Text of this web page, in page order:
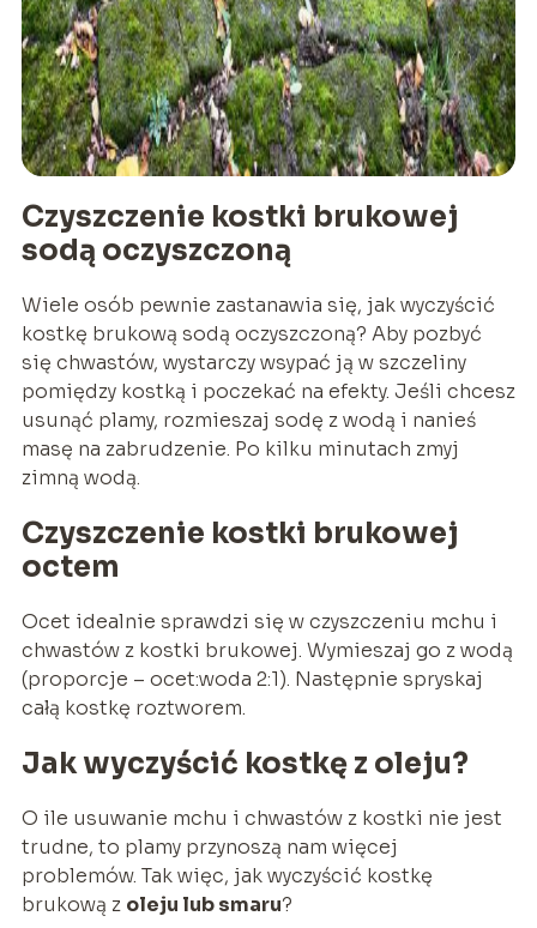
Czyszczenie kostki brukowej
sodą oczyszczoną
Wiele osób pewnie zastanawia się, jak wyczyścić
kostkę brukową sodą oczyszczoną? Aby pozbyć
się chwastów, wystarczy wsypać ją w szczeliny
pomiędzy kostką i poczekać na efekty. Jeśli chcesz
usunąć plamy, rozmieszaj sodę z wodą i nanieś
masę na zabrudzenie. Po kilku minutach zmyj
zimną wodą.
Czyszczenie kostki brukowej
octem
Ocet idealnie sprawdzi się w czyszczeniu mchu i
chwastów z kostki brukowej. Wymieszaj go z wodą
(proporcje – ocet:woda 2:1). Następnie spryskaj
całą kostkę roztworem.
Jak wyczyścić kostkę z oleju?
O ile usuwanie mchu i chwastów z kostki nie jest
trudne, to plamy przynoszą nam więcej
problemów. Tak więc, jak wyczyścić kostkę
brukową z oleju lub smaru?